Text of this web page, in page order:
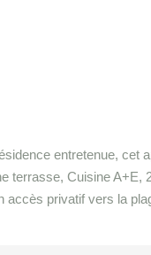
entretenue, cet
terrasse, Cuisine
accès privatif vers la